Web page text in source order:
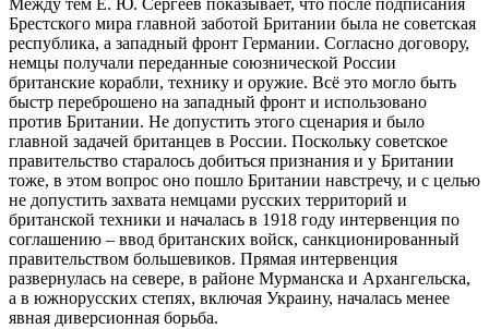
Между тем Е. Ю. Сергеев показывает, что после подписания
Брестского мира главной заботой Британии была не советская
республика, а западный фронт Германии. Согласно договору,
немцы получали переданные союзнической России
британские корабли, технику и оружие. Всё это могло быть
быстр переброшено на западный фронт и использовано
против Британии. Не допустить этого сценария и было
главной задачей британцев в России. Поскольку советское
правительство старалось добиться признания и у Британии
тоже, в этом вопрос оно пошло Британии навстречу, и с целью
не допустить захвата немцами русских территорий и
британской техники и началась в 1918 году интервенция по
соглашению – ввод британских войск, санкционированный
правительством большевиков. Прямая интервенция
развернулась на севере, в районе Мурманска и Архангельска,
а в южнорусских степях, включая Украину, началась менее
явная диверсионная борьба.